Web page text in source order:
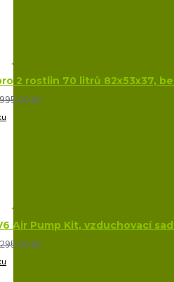
2 rostlin 70 litrů 82x53x37,
Kč
Air Pump Kit, vzduchovací
Kč